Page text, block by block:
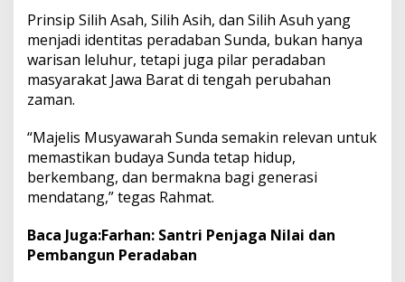
a
d
a
b
a
Prinsip Silih Asah, Silih Asih, dan Silih Asuh yang
menjadi identitas peradaban Sunda, bukan hanya
warisan leluhur, tetapi juga pilar peradaban
masyarakat Jawa Barat di tengah perubahan
zaman.
“Majelis Musyawarah Sunda semakin relevan untuk
memastikan budaya Sunda tetap hidup,
berkembang, dan bermakna bagi generasi
mendatang,” tegas Rahmat.
Baca Juga:Farhan: Santri Penjaga Nilai dan
Pembangun Peradaban